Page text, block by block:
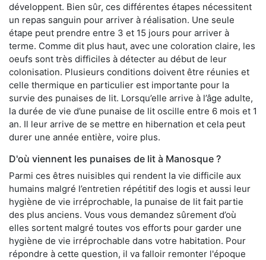
développent. Bien sûr, ces différentes étapes nécessitent
un repas sanguin pour arriver à réalisation. Une seule
étape peut prendre entre 3 et 15 jours pour arriver à
terme. Comme dit plus haut, avec une coloration claire, les
oeufs sont très difficiles à détecter au début de leur
colonisation. Plusieurs conditions doivent être réunies et
celle thermique en particulier est importante pour la
survie des punaises de lit. Lorsqu’elle arrive à l’âge adulte,
la durée de vie d’une punaise de lit oscille entre 6 mois et 1
an. Il leur arrive de se mettre en hibernation et cela peut
durer une année entière, voire plus.
D'où viennent les punaises de lit à Manosque ?
Parmi ces êtres nuisibles qui rendent la vie difficile aux
humains malgré l’entretien répétitif des logis et aussi leur
hygiène de vie irréprochable, la punaise de lit fait partie
des plus anciens. Vous vous demandez sûrement d’où
elles sortent malgré toutes vos efforts pour garder une
hygiène de vie irréprochable dans votre habitation. Pour
répondre à cette question, il va falloir remonter l'époque